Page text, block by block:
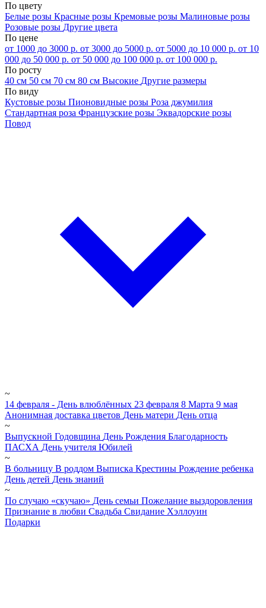
По цвету
Белые розы Красные розы Кремовые розы Малиновые розы
Розовые розы Другие цвета
По цене
от 1000 до 3000 р. от 3000 до 5000 р. от 5000 до 10 000 р. от 10
000 до 50 000 р. от 50 000 до 100 000 р. от 100 000 р.
По росту
40 см 50 см 70 см 80 см Высокие Другие размеры
По виду
Кустовые розы Пионовидные розы Роза джумилия
Стандартная роза Французские розы Эквадорские розы
Повод
~
14 февраля - День влюблённых 23 февраля 8 Марта 9 мая
Анонимная доставка цветов День матери День отца
~
Выпускной Годовщина День Рождения Благодарность
ПАСХА День учителя Юбилей
~
В больницу В роддом Выписка Крестины Рождение ребенка
День детей День знаний
~
По случаю «скучаю» День семьи Пожелание выздоровления
Признание в любви Свадьба Свидание Хэллоуин
Подарки